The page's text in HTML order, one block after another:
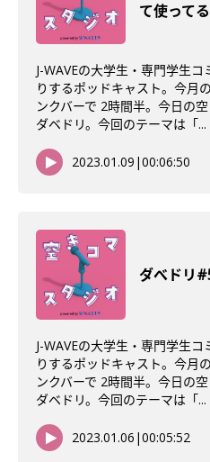
て使って
J-WAVEの大学生・専門学生
りするポッドキャスト。今月
ンクバーで 2時間半。今日の
ダベドリ。今回のテーマは「...
2023.01.09 |00:06:50
ダべドリ
J-WAVEの大学生・専門学生
りするポッドキャスト。今月
ンクバーで 2時間半。今日の
ダベドリ。今回のテーマは「...
2023.01.06 |00:05:52